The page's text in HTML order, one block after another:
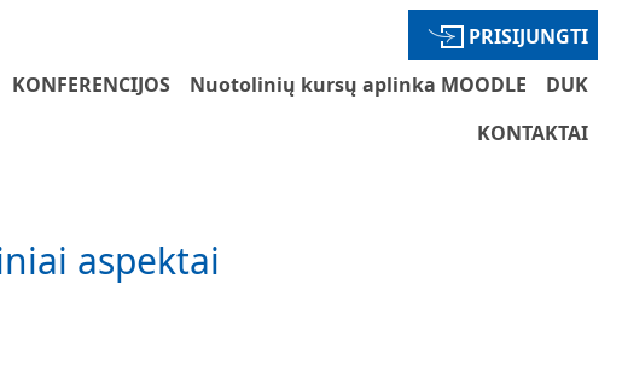
PRISIJUNGTI
KONFERENCIJOS Nuotolinių kursų aplinka MOODLE
DUK
KONTAKTAI
aspektai